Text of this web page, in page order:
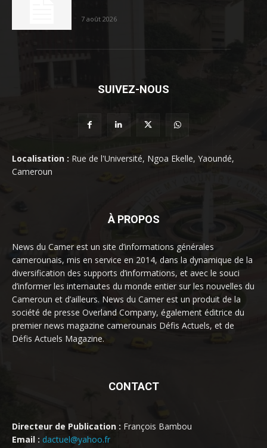
7 août 2026
SUIVEZ-NOUS
Localisation : Rue de l'Université, Ngoa Ekelle, Yaoundé,
Cameroun
À PROPOS
News du Camer est un site d’informations générales
camerounais, mis en service en 2014, dans la dynamique de la
diversification des supports d’informations, et avec le souci
d’informer les internautes du monde entier sur les nouvelles du
Cameroun et d’ailleurs. News du Camer est un produit de la
société de presse Overland Company, également éditrice du
premier news magazine camerounais Défis Actuels, et de
Défis Actuels Magazine.
CONTACT
Directeur de Publication : François Bambou
Email : dactuel@yahoo.fr